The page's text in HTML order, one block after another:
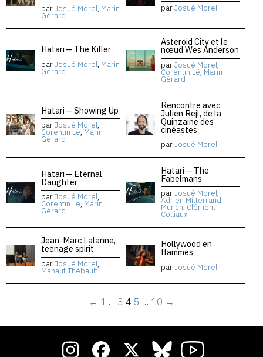
parJosué Morel, Marin
Gérard
parJosué Morel
Hatari — The Killer
parJosué Morel, Marin
Gérard
Asteroid City et le
nœud Wes Anderson
parJosué Morel,
Corentin Lê, Marin
Gérard
Hatari — Showing Up
parJosué Morel,
Corentin Lê, Marin
Gérard
Rencontre avec
Julien Rejl, de la
Quinzaine des
cinéastes
parJosué Morel
Hatari — Eternal
Daughter
parJosué Morel,
Corentin Lê, Marin
Gérard
Hatari — The
Fabelmans
parJosué Morel,
Adrien Mitterrand
Munch, Clément
Colliaux
Jean-Marc Lalanne,
teenage spirit
parJosué Morel,
Mahaut Thébault
Hollywood en
flammes
parJosué Morel
← 1 … 3 4 5 … 10 →